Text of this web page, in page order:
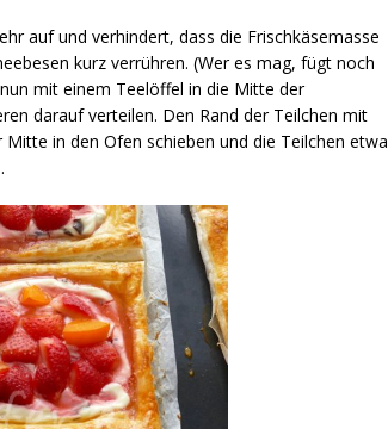
auf und verhindert, dass die Frischkäsemasse
kurz verrühren. (Wer es mag, fügt noch
mit einem Teelöffel in die Mitte der
darauf verteilen. Den Rand der Teilchen mit
in den Ofen schieben und die Teilchen etwa